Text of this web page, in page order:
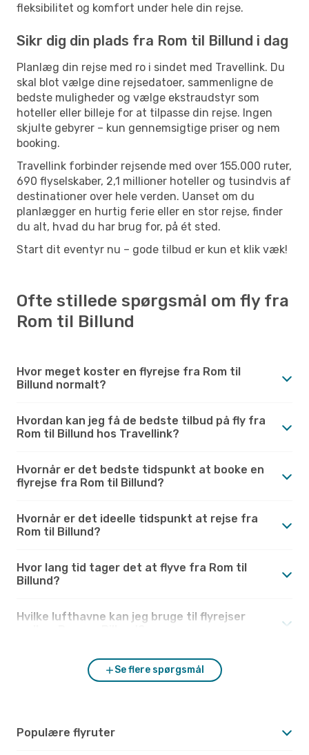
fleksibilitet og komfort under hele din rejse.
Sikr dig din plads fra Rom til Billund i dag
Planlæg din rejse med ro i sindet med Travellink. Du
skal blot vælge dine rejsedatoer, sammenligne de
bedste muligheder og vælge ekstraudstyr som
hoteller eller billeje for at tilpasse din rejse. Ingen
skjulte gebyrer – kun gennemsigtige priser og nem
booking.
Travellink forbinder rejsende med over 155.000 ruter,
690 flyselskaber, 2,1 millioner hoteller og tusindvis af
destinationer over hele verden. Uanset om du
planlægger en hurtig ferie eller en stor rejse, finder
du alt, hvad du har brug for, på ét sted.
Start dit eventyr nu – gode tilbud er kun et klik væk!
Ofte stillede spørgsmål om fly fra
Rom til Billund
Hvor meget koster en flyrejse fra Rom til
Billund normalt?
Hvordan kan jeg få de bedste tilbud på fly fra
Rom til Billund hos Travellink?
Hvornår er det bedste tidspunkt at booke en
flyrejse fra Rom til Billund?
Hvornår er det ideelle tidspunkt at rejse fra
Rom til Billund?
Hvor lang tid tager det at flyve fra Rom til
Billund?
Hvilke lufthavne kan jeg bruge til flyrejser
Se flere spørgsmål
Populære flyruter